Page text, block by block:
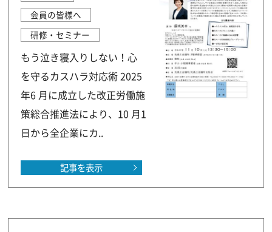
会員の皆様へ
研修・セミナー
もう泣き寝入りしない！心
を守るカスハラ対応術 2025
年6 月に成立した改正労働施
策総合推進法により、10 月1
日から全企業にカ..
記事を表示